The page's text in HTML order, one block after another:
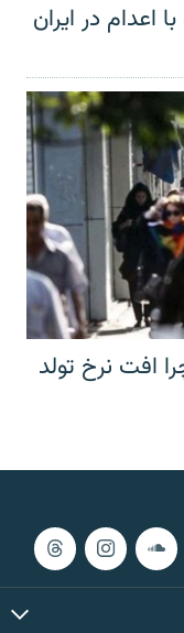
اعدام در ایران
افت نرخ تولد